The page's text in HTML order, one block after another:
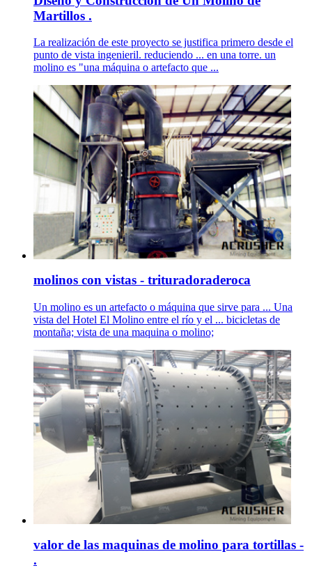
Martillos .
La realización de este proyecto se justifica primero desde el
punto de vista ingenieril. reduciendo ... en una torre. un
molino es "una máquina o artefacto que ...
molinos con vistas - trituradoraderoca
Un molino es un artefacto o máquina que sirve para ... Una
vista del Hotel El Molino entre el río y el ... bicicletas de
montaña; vista de una maquina o molino;
valor de las maquinas de molino para tortillas -
.